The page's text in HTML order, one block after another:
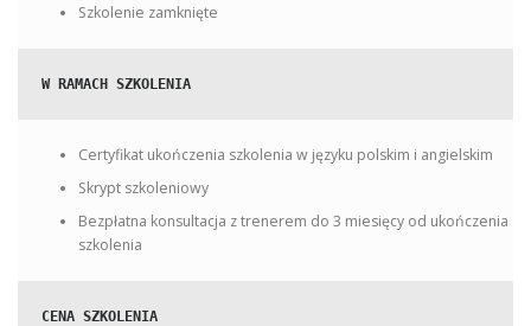
Szkolenie zamknięte
W RAMACH SZKOLENIA
Certyfikat ukończenia szkolenia w języku polskim i angielskim
Skrypt szkoleniowy
Bezpłatna konsultacja z trenerem do 3 miesięcy od ukończenia
szkolenia
CENA SZKOLENIA